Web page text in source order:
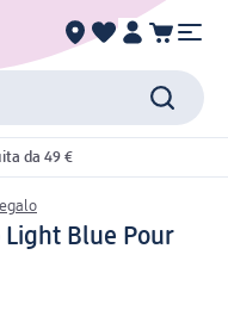
da 49 €
Light Blue Pour